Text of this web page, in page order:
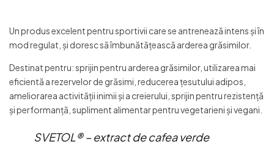
Un produs excelent pentru sportivii care se antrenează intens și în
mod regulat, și doresc să îmbunătățească arderea grăsimilor.
Destinat pentru: sprijin pentru arderea grăsimilor, utilizarea mai
eficientă a rezervelor de grăsimi, reducerea țesutului adipos,
ameliorarea activității inimii și a creierului, sprijin pentru rezistență
și performanță, supliment alimentar pentru vegetarieni și vegani.
SVETOL® – extract de cafea verde